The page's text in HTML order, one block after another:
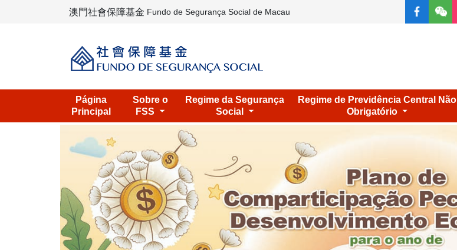
澳門社會保障基金 Fundo de Segurança Social de Macau
Página
Principal
Sobre o
FSS
Regime da Segurança
Social
Regime de Previdência Central Não
Obrigatório